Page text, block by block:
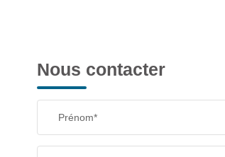
Nous contacter
Prénom*